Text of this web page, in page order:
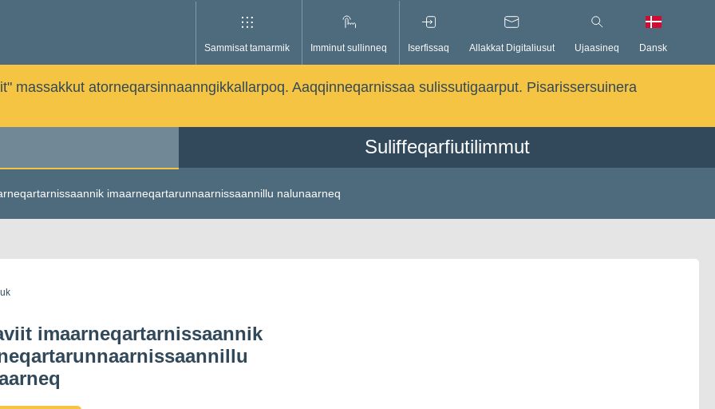
Sammisat tamarmik Imminut sullinneq Iserfissaq Allakkat Digitaliusut Ujaasineq Dansk
massakkut atorneqarsinnaanngikkallarpoq. Aaqqinneqarnissaa sulissutigaarput. Pisarissersuinera
Suliffeqarfiutilimmut
imaarneqartarunnaarnissaannillu nalunaarneq
imaarneqartarnissaannik